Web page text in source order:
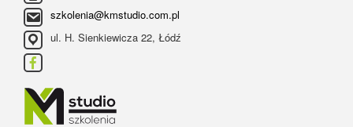
szkolenia@kmstudio.com.pl
ul. H. Sienkiewicza 22, Łódź